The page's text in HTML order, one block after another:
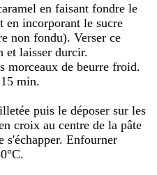
en faisant fondre le
en incorporant le sucre
non fondu). Verser ce
et laisser durcir.
morceaux de beurre froid.
min.
puis le déposer sur les
croix au centre de la pâte
s'échapper. Enfourner